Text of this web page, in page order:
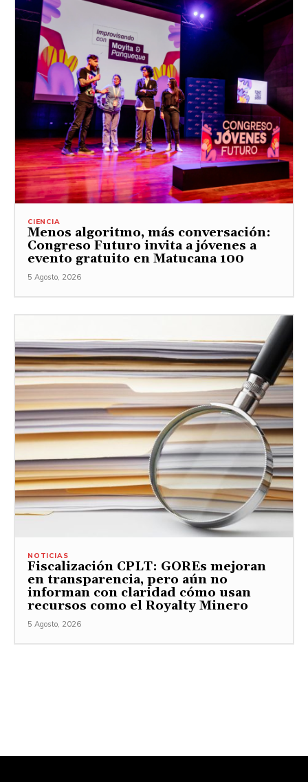
CIENCIA
Menos algoritmo, más conversación:
Congreso Futuro invita a jóvenes a
evento gratuito en Matucana 100
5 Agosto, 2026
NOTICIAS
Fiscalización CPLT: GOREs mejoran
en transparencia, pero aún no
informan con claridad cómo usan
recursos como el Royalty Minero
5 Agosto, 2026